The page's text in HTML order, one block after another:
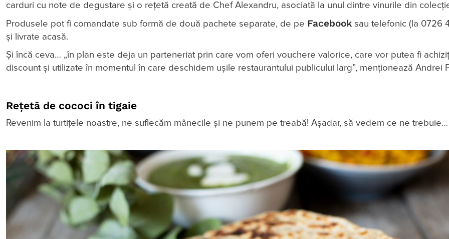
carduri cu note de degustare și o rețetă creată de Chef Alexandru, asociată la unul dintre vinurile din
Produsele pot fi comandate sub formă de două pachete separate, de pe Facebook sau telefonic (la 0726
și livrate acasă.
Și încă ceva… „în plan este deja un parteneriat prin care vom oferi vouchere valorice, care vor putea fi
discount și utilizate în momentul în care deschidem ușile restaurantului publicului larg”, menționează Andrei
Rețetă de cococi în tigaie
Revenim la turtițele noastre, ne suflecăm mânecile și ne punem pe treabă! Așadar, să vedem ce ne trebuie…